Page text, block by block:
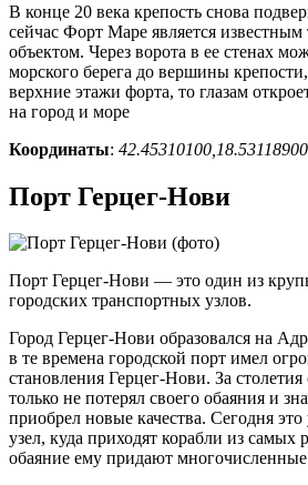
В конце 20 века крепость снова
сейчас Форт Маре является известным
объектом. Через ворота в ее стенах
морского берега до вершины
верхние этажи форта, то глазам
на город и море
Координаты: 42.45310100,18.53118900
Порт Герцег-Нови
Порт Герцег-Нови — это один из
городских транспортных узлов.
Город Герцег-Нови образовался на
в те времена городской порт имел
становления Герцег-Нови. За
только не потерял своего обаяния и
приобрел новые качества. Сегодня
узел, куда приходят корабли из самых
обаяние ему придают многочисленные